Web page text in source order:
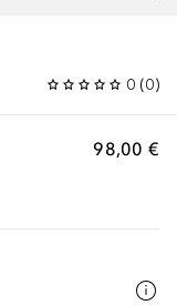
0 (0)
98,00 €